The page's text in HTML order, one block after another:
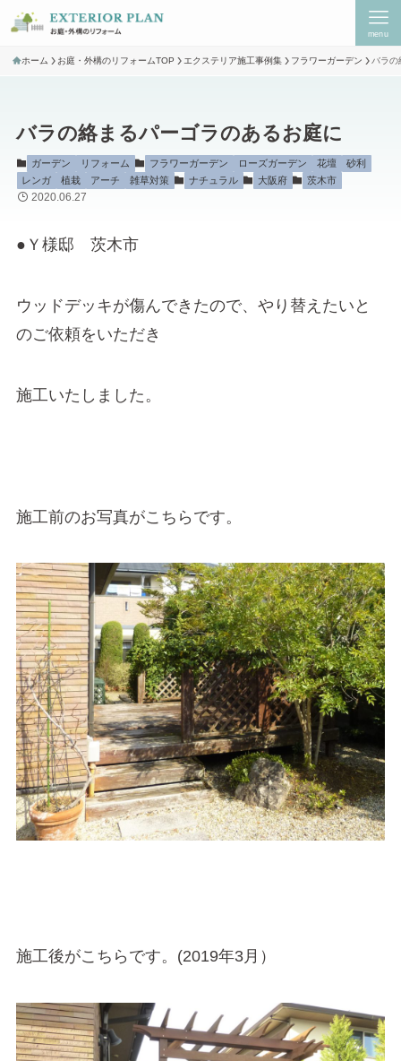
menu
ホーム お庭・外構のリフォームTOP エクステリア施工事例集 フラワーガーデン バラの
バラの絡まるパーゴラのあるお庭に
ガーデン リフォーム フラワーガーデン ローズガーデン 花壇
砂利
レンガ
植栽 アーチ 雑草対策 ナチュラル 大阪府 茨木市
2020.06.27
●Ｙ様邸 茨木市
ウッドデッキが傷んできたので、やり替えたいと
のご依頼をいただき
施工いたしました。
施工前のお写真がこちらです。
施工後がこちらです。(2019年3月）